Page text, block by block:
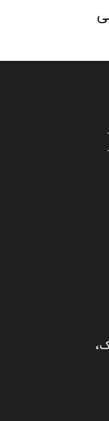
85 -